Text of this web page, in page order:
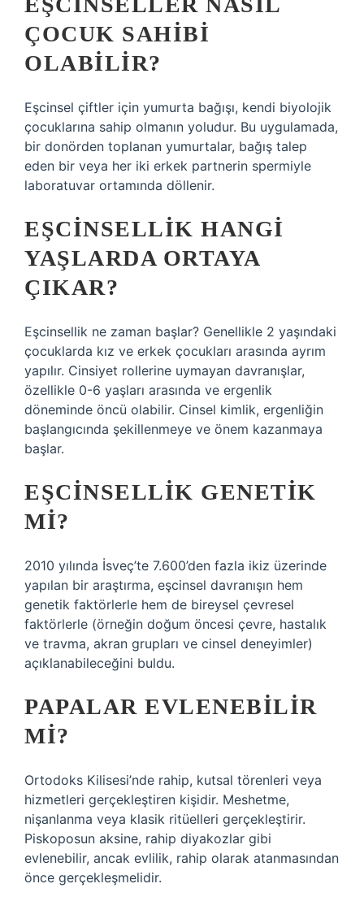
ÇOCUK SAHIBI
OLABILIR?
Eşcinsel çiftler için yumurta bağışı, kendi biyolojik
çocuklarına sahip olmanın yoludur. Bu uygulamada,
bir donörden toplanan yumurtalar, bağış talep
eden bir veya her iki erkek partnerin spermiyle
laboratuvar ortamında döllenir.
EŞCINSELLIK HANGI
YAŞLARDA ORTAYA
ÇIKAR?
Eşcinsellik ne zaman başlar? Genellikle 2 yaşındaki
çocuklarda kız ve erkek çocukları arasında ayrım
yapılır. Cinsiyet rollerine uymayan davranışlar,
özellikle 0-6 yaşları arasında ve ergenlik
döneminde öncü olabilir. Cinsel kimlik, ergenliğin
başlangıcında şekillenmeye ve önem kazanmaya
başlar.
EŞCINSELLIK GENETIK
MI?
2010 yılında İsveç’te 7.600’den fazla ikiz üzerinde
yapılan bir araştırma, eşcinsel davranışın hem
genetik faktörlerle hem de bireysel çevresel
faktörlerle (örneğin doğum öncesi çevre, hastalık
ve travma, akran grupları ve cinsel deneyimler)
açıklanabileceğini buldu.
PAPALAR EVLENEBILIR
MI?
Ortodoks Kilisesi’nde rahip, kutsal törenleri veya
hizmetleri gerçekleştiren kişidir. Meshetme,
nişanlanma veya klasik ritüelleri gerçekleştirir.
Piskoposun aksine, rahip diyakozlar gibi
evlenebilir, ancak evlilik, rahip olarak atanmasından
önce gerçekleşmelidir.